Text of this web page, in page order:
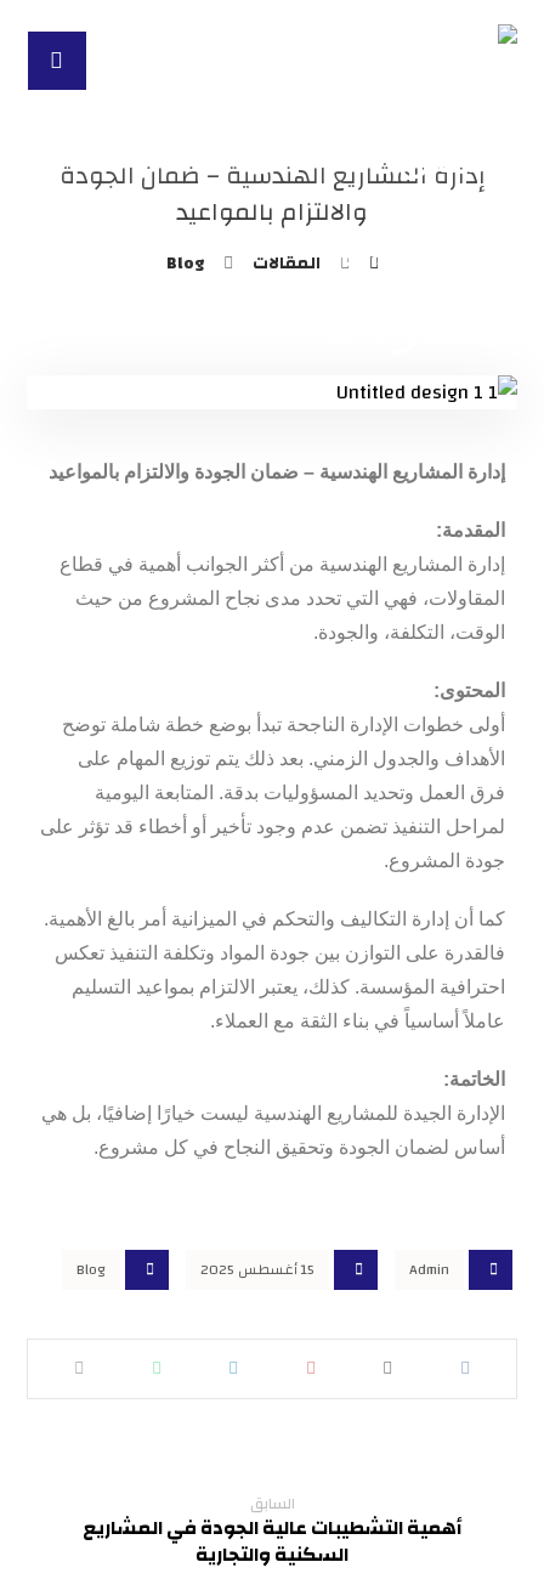
إدارة المشاريع الهندسية – ضمان الجودة
والالتزام بالمواعيد
المقالات Blog
إدارة المشاريع الهندسية – ضمان الجودة والالتزام بالمواعيد
المقدمة:
إدارة المشاريع الهندسية من أكثر الجوانب أهمية في قطاع
المقاولات، فهي التي تحدد مدى نجاح المشروع من حيث
الوقت، التكلفة، والجودة.
المحتوى:
أولى خطوات الإدارة الناجحة تبدأ بوضع خطة شاملة توضح
الأهداف والجدول الزمني. بعد ذلك يتم توزيع المهام على
فرق العمل وتحديد المسؤوليات بدقة. المتابعة اليومية
لمراحل التنفيذ تضمن عدم وجود تأخير أو أخطاء قد تؤثر على
جودة المشروع.
كما أن إدارة التكاليف والتحكم في الميزانية أمر بالغ الأهمية.
فالقدرة على التوازن بين جودة المواد وتكلفة التنفيذ تعكس
احترافية المؤسسة. كذلك، يعتبر الالتزام بمواعيد التسليم
عاملاً أساسياً في بناء الثقة مع العملاء.
الخاتمة:
الإدارة الجيدة للمشاريع الهندسية ليست خيارًا إضافيًا، بل هي
أساس لضمان الجودة وتحقيق النجاح في كل مشروع.
Admin 15 أغسطس 2025 Blog
السابق
أهمية التشطيبات عالية الجودة في المشاريع
السكنية والتجارية